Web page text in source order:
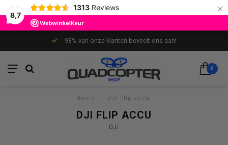
8,7
1313 Reviews ×
93% van onze klanten beveelt ons aan!
0
Home DJI Flip accu
DJI FLIP ACCU
DJI